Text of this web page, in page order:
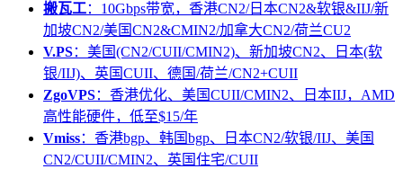
搬瓦工：10Gbps带宽，香港CN2/日本CN2&软银&IIJ/新
加坡CN2/美国CN2&CMIN2/加拿大CN2/荷兰CU2
V.PS：美国(CN2/CUII/CMIN2)、新加坡CN2、日本(软
银/IIJ)、英国CUII、德国/荷兰/CN2+CUII
ZgoVPS：香港优化、美国CUII/CMIN2、日本IIJ，AMD
高性能硬件，低至$15/年
Vmiss：香港bgp、韩国bgp、日本CN2/软银/IIJ、美国
CN2/CUII/CMIN2、英国住宅/CUII